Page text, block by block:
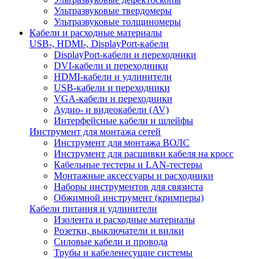
Ультразвуковые твердомеры
Ультразвуковые толщиномеры
Кабели и расходные материалы
USB-, HDMI-, DisplayPort-кабели
DisplayPort-кабели и переходники
DVI-кабели и переходники
HDMI-кабели и удлинители
USB-кабели и переходники
VGA-кабели и переходники
Аудио- и видеокабели (AV)
Интерфейсные кабели и шлейфы
Инструмент для монтажа сетей
Инструмент для монтажа ВОЛС
Инструмент для расшивки кабеля на кросс
Кабельные тестеры и LAN-тестеры
Монтажные аксессуары и расходники
Наборы инструментов для связиста
Обжимной инструмент (кримперы)
Кабели питания и удлинители
Изолента и расходные материалы
Розетки, выключатели и вилки
Силовые кабели и провода
Трубы и кабеленесущие системы